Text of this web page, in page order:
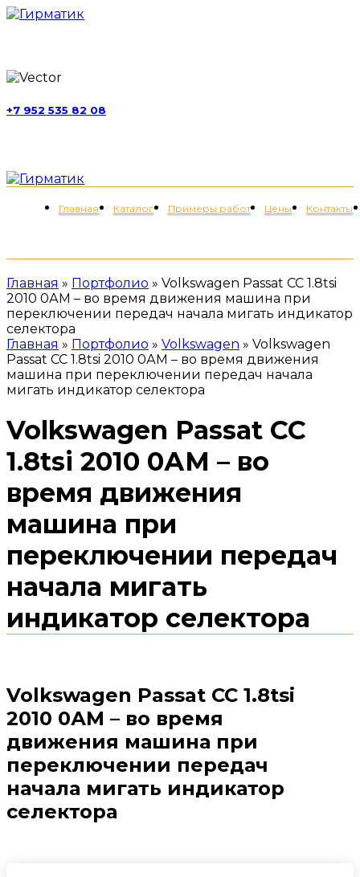
+7 952 535 82 08
Главная Каталог Примеры работ Цены Контакты
Главная » Портфолио » Volkswagen Passat CC 1.8tsi
2010 0АМ – во время движения машина при
переключении передач начала мигать индикатор
селектора
Главная » Портфолио » Volkswagen » Volkswagen
Passat CC 1.8tsi 2010 0АМ – во время движения
машина при переключении передач начала
мигать индикатор селектора
Volkswagen Passat CC
1.8tsi 2010 0АМ – во
время движения
машина при
переключении передач
начала мигать
индикатор селектора
Volkswagen Passat CC 1.8tsi
2010 0АМ – во время
движения машина при
переключении передач
начала мигать индикатор
селектора